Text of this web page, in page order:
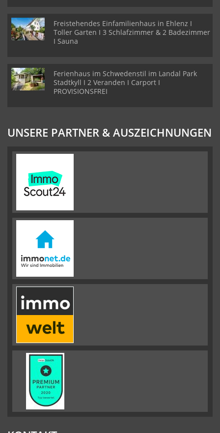
Freistehendes Einfamilienhaus in Ehlenz I
Toller Garten I 3 Schlafzimmer & 2 Badezimmer
I Sauna
Ferienhaus im Schwedenstil im Landal Park
Stadtkyll I 2 Veranden I Carport I
PROVISIONSFREI
UNSERE PARTNER & AUSZEICHNUNGEN